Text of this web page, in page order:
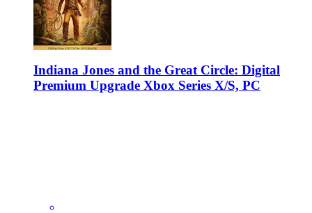
Indiana Jones and the Great Circle: Digital
Premium Upgrade Xbox Series X/S, PC